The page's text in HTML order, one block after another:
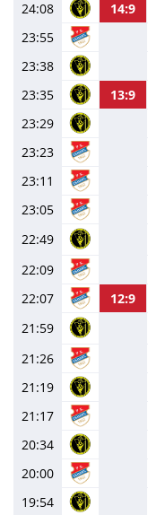
24:08 14:9
23:55
23:38
23:35
13:9
23:29
23:23
23:11
23:05
22:49
22:09
22:07
12:9
21:59
21:26
21:19
21:17
20:34
20:00
19:54